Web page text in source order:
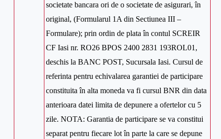
societate bancara ori de o societate de asigurari, în
original, (Formularul 1A din Sectiunea III –
Formulare); prin ordin de plata în contul SCREIR
CF Iasi nr. RO26 BPOS 2400 2831 193ROL01,
deschis la BANC POST, Sucursala Iasi. Cursul de
referinta pentru echivalarea garantiei de participare
constituita în alta moneda va fi cursul BNR din data
anterioara datei limita de depunere a ofertelor cu 5
zile. NOTA: Garantia de participare se va constitui
separat pentru fiecare lot în parte la care se depune